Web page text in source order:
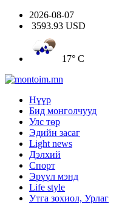
2026-08-07
3593.93 USD
17° C
Нүүр
Бид монголчууд
Улс төр
Эдийн засаг
Light news
Дэлхий
Спорт
Эрүүл мэнд
Life style
Утга зохиол, Урлаг